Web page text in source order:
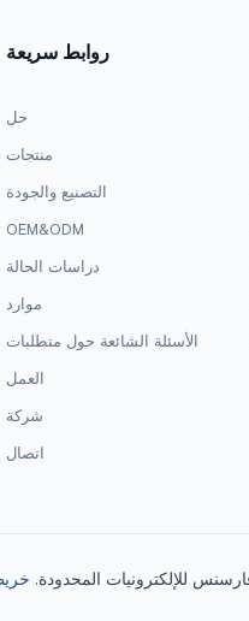
روابط سريعة
حل
منتجات
التصنيع والجودة
OEM&ODM
دراسات الحالة
موارد
الأسئلة الشائعة حول متطلبات
العمل
شركة
اتصال